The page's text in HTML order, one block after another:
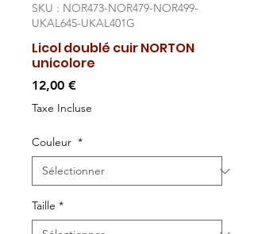
SKU : NOR473-NOR479-NOR499-
UKAL645-UKAL401G
Licol doublé cuir NORTON
unicolore
12,00 €Prix
Taxe Incluse
Couleur *
Taille *